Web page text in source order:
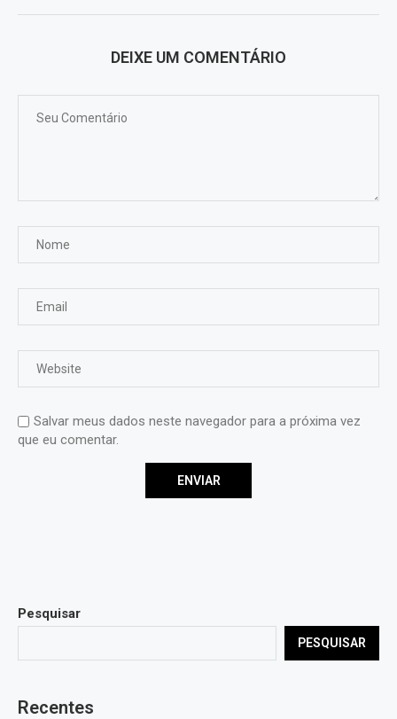
DEIXE UM COMENTÁRIO
Salvar meus dados neste navegador para a próxima vez
que eu comentar.
Pesquisar
PESQUISAR
Recentes